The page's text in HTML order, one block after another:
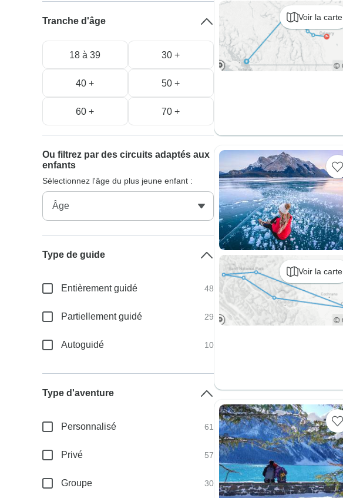
Voir la carte
Voir la carte
Tranche d'âge
18 à 39 30 +
40 + 50 +
60 + 70 +
Ou filtrez par des circuits adaptés aux
enfants
Sélectionnez l'âge du plus jeune enfant :
Type de guide
Entièrement guidé 48
Partiellement guidé 29
Autoguidé 10
Type d'aventure
Personnalisé 61
Privé 57
Groupe 30